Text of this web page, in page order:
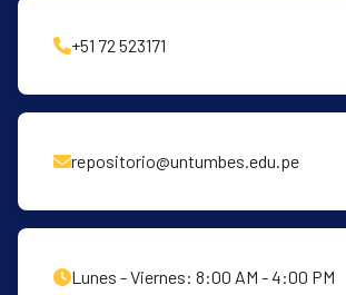
+51 72 523171
repositorio@untumbes.edu.pe
Lunes - Viernes: 8:00 AM - 4:00 PM